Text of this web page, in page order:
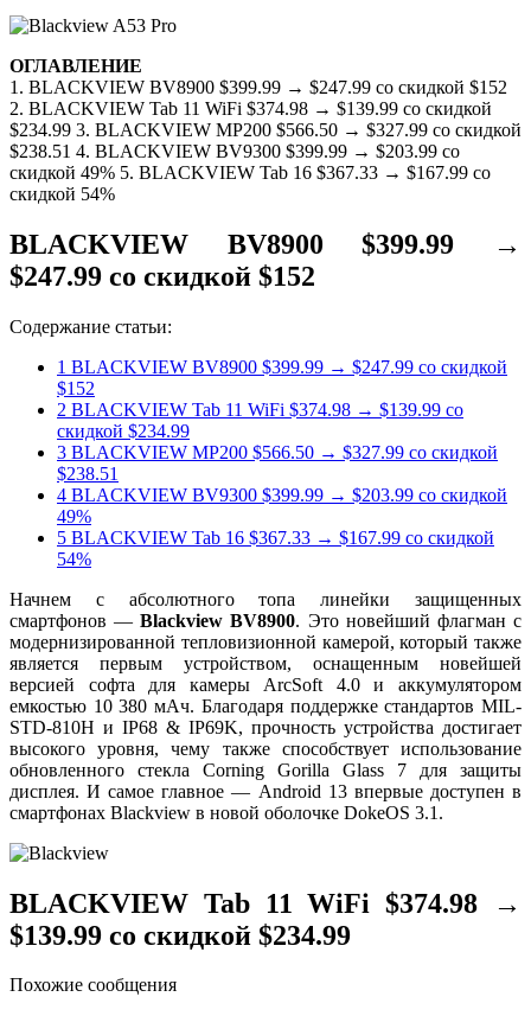
ОГЛАВЛЕНИЕ
1. BLACKVIEW BV8900 $399.99 → $247.99 со скидкой $152
2. BLACKVIEW Tab 11 WiFi $374.98 → $139.99 со скидкой
$234.99 3. BLACKVIEW MP200 $566.50 → $327.99 со скидкой
$238.51 4. BLACKVIEW BV9300 $399.99 → $203.99 со
скидкой 49% 5. BLACKVIEW Tab 16 $367.33 → $167.99 со
скидкой 54%
BLACKVIEW BV8900 $399.99 →
$247.99 со скидкой $152
Содержание статьи:
1 BLACKVIEW BV8900 $399.99 → $247.99 со скидкой
$152
2 BLACKVIEW Tab 11 WiFi $374.98 → $139.99 со
скидкой $234.99
3 BLACKVIEW MP200 $566.50 → $327.99 со скидкой
$238.51
4 BLACKVIEW BV9300 $399.99 → $203.99 со скидкой
49%
5 BLACKVIEW Tab 16 $367.33 → $167.99 со скидкой
54%
Начнем с абсолютного топа линейки защищенных
смартфонов —Blackview BV8900. Это новейший флагман с
модернизированной тепловизионной камерой, который также
является первым устройством, оснащенным новейшей
версией софта для камеры ArcSoft 4.0 и аккумулятором
емкостью 10 380 мАч. Благодаря поддержке стандартов MIL-
STD-810H и IP68 & IP69K, прочность устройства достигает
высокого уровня, чему также способствует использование
обновленного стекла Corning Gorilla Glass 7 для защиты
дисплея. И самое главное — Android 13 впервые доступен в
смартфонах Blackview в новой оболочке DokeOS 3.1.
BLACKVIEW Tab 11 WiFi $374.98 →
$139.99 со скидкой $234.99
Похожие сообщения